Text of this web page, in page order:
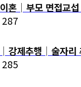
│부모 면접교섭
제추행│술자리